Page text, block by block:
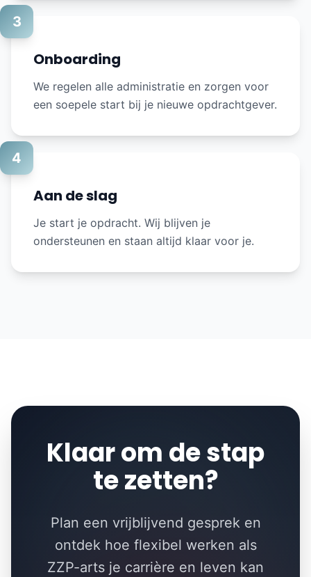
3
Onboarding
We regelen alle administratie en zorgen voor
een soepele start bij je nieuwe opdrachtgever.
4
Aan de slag
Je start je opdracht. Wij blijven je
ondersteunen en staan altijd klaar voor je.
Klaar om de stap
te zetten?
Plan een vrijblijvend gesprek en
ontdek hoe flexibel werken als
ZZP-arts je carrière en leven kan